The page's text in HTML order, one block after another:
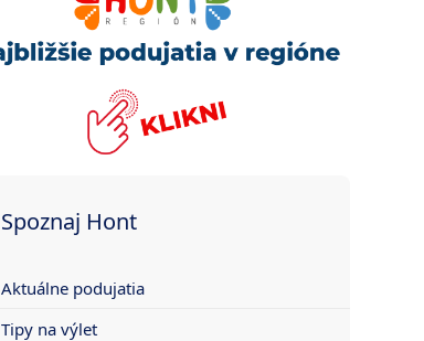
Spoznaj Hont
Aktuálne podujatia
Tipy na výlet